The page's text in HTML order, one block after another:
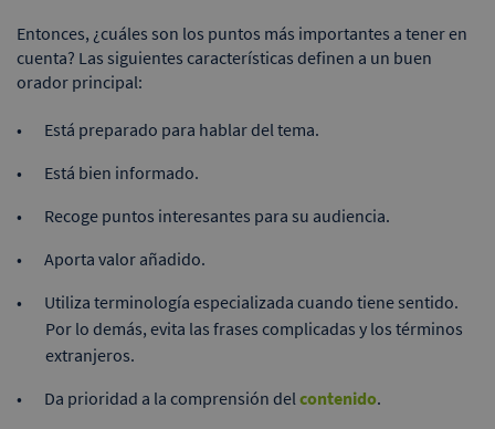
Entonces, ¿cuáles son los puntos más importantes a tener en
cuenta? Las siguientes características definen a un buen
orador principal:
Está preparado para hablar del tema.
Está bien informado.
Recoge puntos interesantes para su audiencia.
Aporta valor añadido.
Utiliza terminología especializada cuando tiene sentido.
Por lo demás, evita las frases complicadas y los términos
extranjeros.
Da prioridad a la comprensión delcontenido.